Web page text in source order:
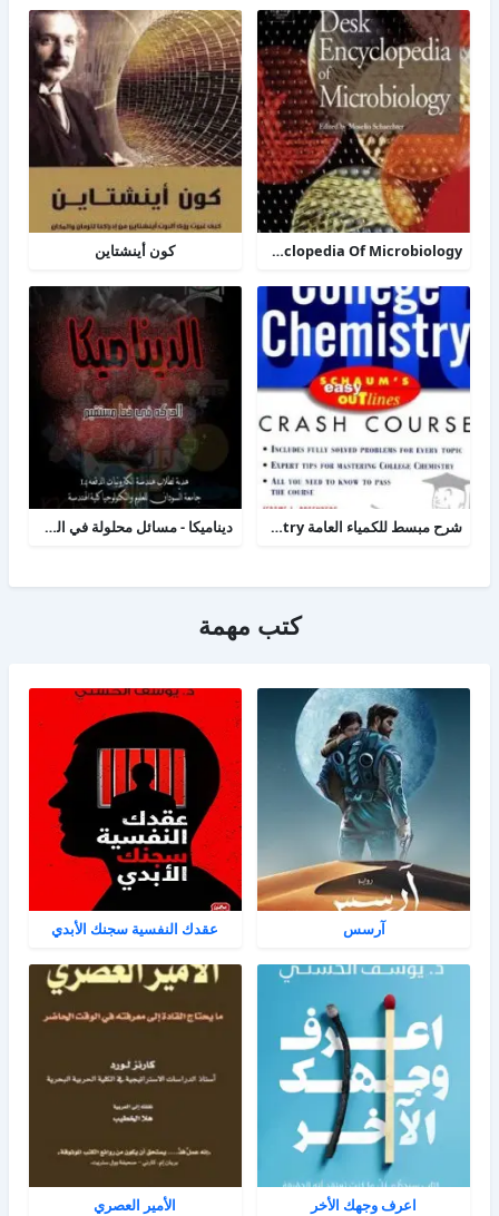
TheDesk Encyclopedia Of Microbiology كون أينشتاين
شرح مبسط للكمياء العامة college chemistry ديناميكا - مسائل محلولة في الحركة الخطية
كتب مهمة
آرسس عقدك النفسية سجنك الأبدي
اعرف وجهك الأخر الأمير العصري